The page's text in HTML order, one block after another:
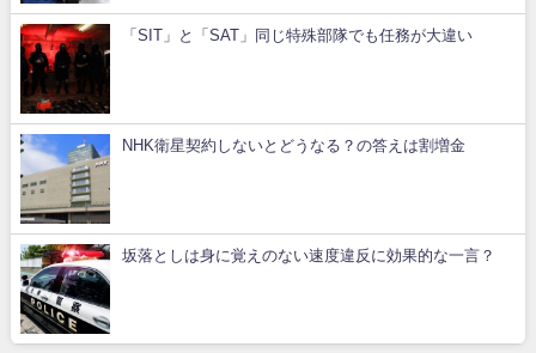
「SIT」と「SAT」同じ特殊部隊でも任務が大違い
NHK衛星契約しないとどうなる？の答えは割増金
坂落としは身に覚えのない速度違反に効果的な一言？